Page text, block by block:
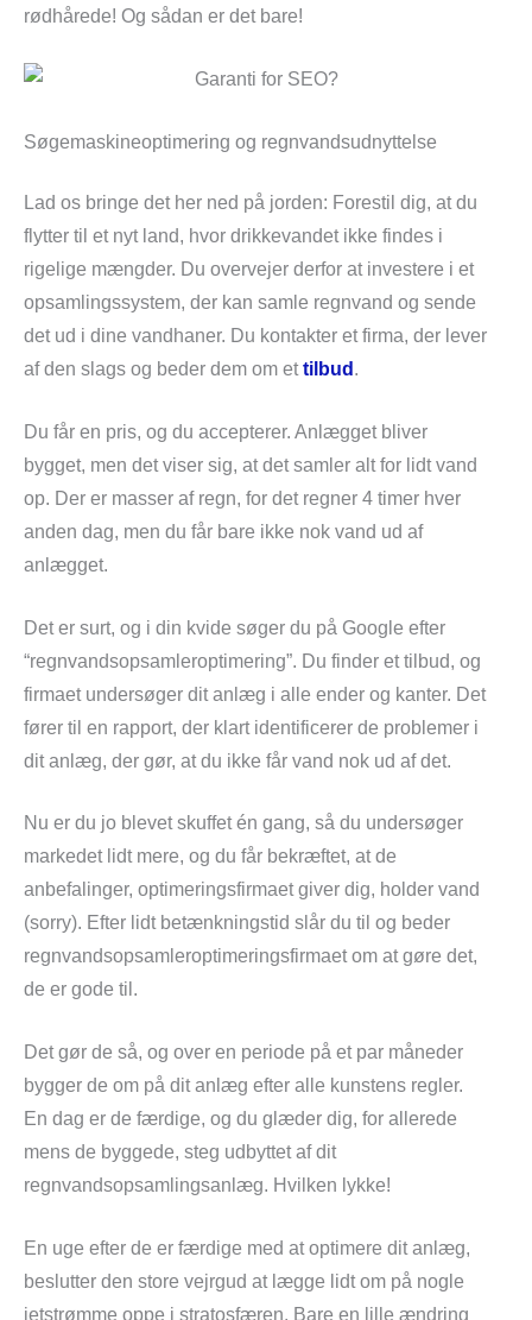
rødhårede! Og sådan er det bare!
Søgemaskineoptimering og regnvandsudnyttelse
Lad os bringe det her ned på jorden: Forestil dig, at du
flytter til et nyt land, hvor drikkevandet ikke findes i
rigelige mængder. Du overvejer derfor at investere i et
opsamlingssystem, der kan samle regnvand og sende
det ud i dine vandhaner. Du kontakter et firma, der lever
af den slags og beder dem om ettilbud .
Du får en pris, og du accepterer. Anlægget bliver
bygget, men det viser sig, at det samler alt for lidt vand
op. Der er masser af regn, for det regner 4 timer hver
anden dag, men du får bare ikke nok vand ud af
anlægget.
Det er surt, og i din kvide søger du på Google efter
“regnvandsopsamleroptimering”. Du finder et tilbud, og
firmaet undersøger dit anlæg i alle ender og kanter. Det
fører til en rapport, der klart identificerer de problemer i
dit anlæg, der gør, at du ikke får vand nok ud af det.
Nu er du jo blevet skuffet én gang, så du undersøger
markedet lidt mere, og du får bekræftet, at de
anbefalinger, optimeringsfirmaet giver dig, holder vand
(sorry). Efter lidt betænkningstid slår du til og beder
regnvandsopsamleroptimeringsfirmaet om at gøre det,
de er gode til.
Det gør de så, og over en periode på et par måneder
bygger de om på dit anlæg efter alle kunstens regler.
En dag er de færdige, og du glæder dig, for allerede
mens de byggede, steg udbyttet af dit
regnvandsopsamlingsanlæg. Hvilken lykke!
En uge efter de er færdige med at optimere dit anlæg,
beslutter den store vejrgud at lægge lidt om på nogle
jetstrømme oppe i stratosfæren. Bare en lille ændring